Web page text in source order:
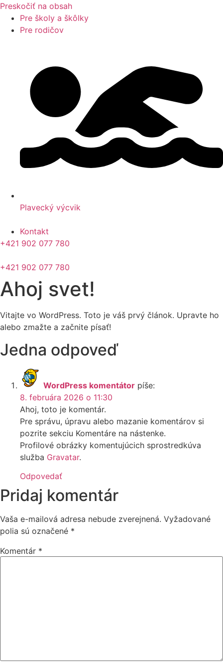
Preskočiť na obsah
Pre školy a škôlky
Pre rodičov
Plavecký výcvik
Kontakt
+421 902 077 780
+421 902 077 780
Ahoj svet!
Vitajte vo WordPress. Toto je váš prvý článok. Upravte ho
alebo zmažte a začnite písať!
Jedna odpoveď
WordPress komentátor píše:
8. februára 2026 o 11:30
Ahoj, toto je komentár.
Pre správu, úpravu alebo mazanie komentárov si
pozrite sekciu Komentáre na nástenke.
Profilové obrázky komentujúcich sprostredkúva
služba Gravatar.
Odpovedať
Pridaj komentár
Vaša e-mailová adresa nebude zverejnená. Vyžadované
polia sú označené *
Komentár *